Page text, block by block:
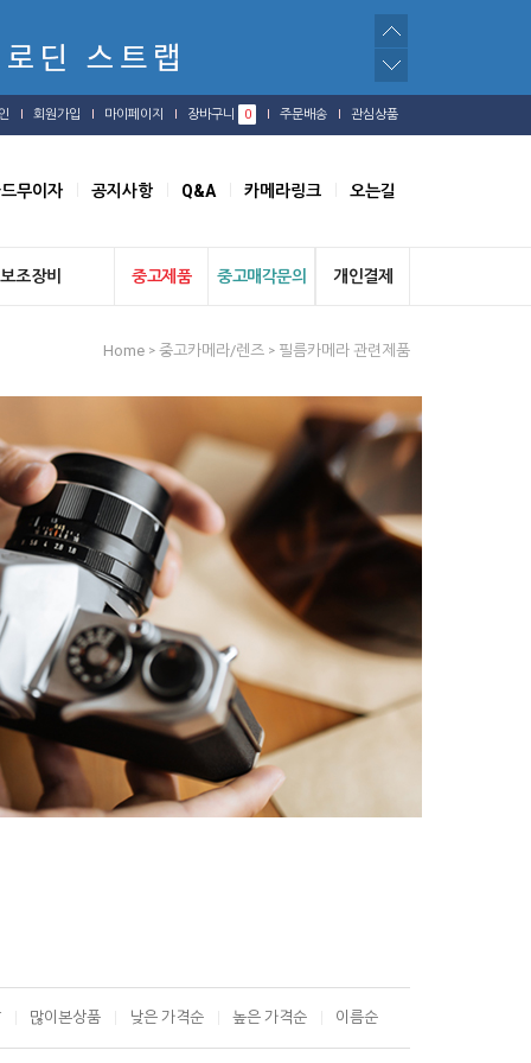
회원가입 마이페이지 장바구니 0 주문배송 관심상품
무이자 공지사항 Q&A 카메라링크 오는길
조장비 중고제품 중고매각문의 개인결제
Home > 중고카메라/렌즈 > 필름카메라 관련제품
많이본상품 낮은 가격순 높은 가격순 이름순